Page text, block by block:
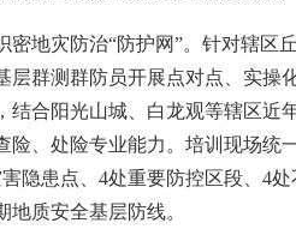
密地灾防治“防护网”。针对辖
层群测群防员开展点对点、实
结合阳光山城、白龙观等辖区
险、处险专业能力。培训现场
隐患点、4处重要防控区段、4
质安全基层防线。